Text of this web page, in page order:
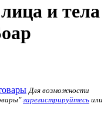
и тела
Для возможности
зарегистрируйтесь или